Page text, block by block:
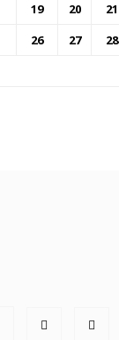
19 20 21
26 27 28